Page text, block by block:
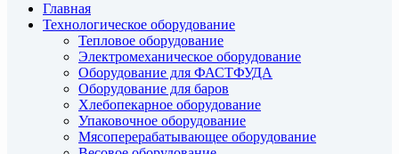
Главная
Технологическое оборудование
Тепловое оборудование
Электромеханическое оборудование
Оборудование для ФАСТФУДА
Оборудование для баров
Хлебопекарное оборудование
Упаковочное оборудование
Мясоперерабатывающее оборудование